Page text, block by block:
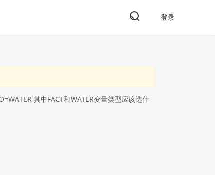
登录
其中FACT和WATER变量类型应该选什